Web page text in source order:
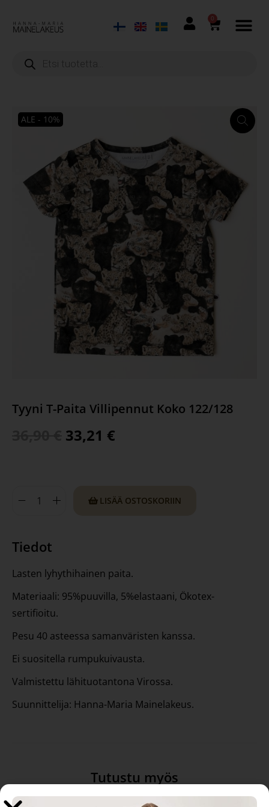
0
ALE - 10%
Tyyni T-Paita Villipennut Koko 122/128
33,21 €
LISÄÄ OSTOSKORIIN
Tiedot
Lasten lyhythihainen paita.
Materiaali: 95%puuvilla, 5%elastaani, Ökotex-
sertifioitu.
Pesu 40 asteessa samanväristen kanssa.
Ei suositella rumpukuivausta.
Valmistettu lähituotantona Virossa.
Suunnittelija: Hanna-Maria Mainelakeus.
Tutustu myös